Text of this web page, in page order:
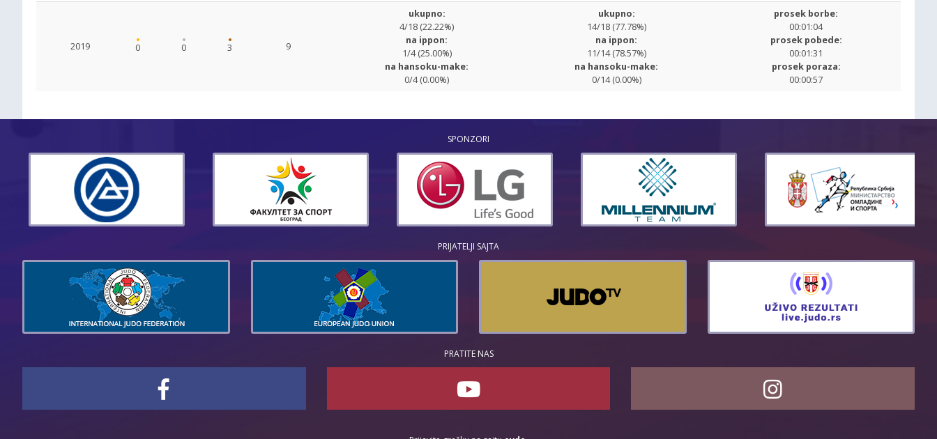
2019 0 0 3 9
ukupno:
4/18 (22.22%)
na ippon:
1/4 (25.00%)
na hansoku-make:
0/4 (0.00%)
ukupno:
14/18 (77.78%)
na ippon:
11/14 (78.57%)
na hansoku-make:
0/14 (0.00%)
prosek borbe:
00:01:04
prosek pobede:
00:01:31
prosek poraza:
00:00:57
SPONZORI
PRIJATELJI SAJTA
PRATITE NAS